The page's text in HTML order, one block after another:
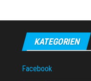
KATEGORIEN
Facebook